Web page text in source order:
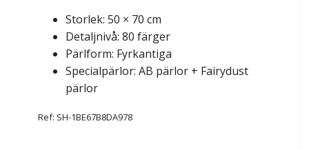
Storlek: 50 × 70 cm
Detaljnivå: 80 färger
Pärlform: Fyrkantiga
Specialpärlor: AB pärlor + Fairydust
pärlor
Ref: SH-1BE67B8DA978